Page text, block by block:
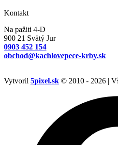
Kontakt
Na pažiti 4-D
900 21 Svätý Jur
0903 452 154
obchod@kachlovepece-krby.sk
Vytvoril 5pixel.sk © 2010 - 2026 |